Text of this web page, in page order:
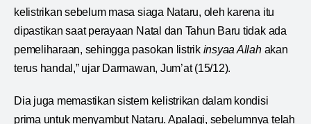
kelistrikan sebelum masa siaga Nataru, oleh karena itu
dipastikan saat perayaan Natal dan Tahun Baru tidak ada
pemeliharaan, sehingga pasokan listrik insyaa Allahakan
terus handal,” ujar Darmawan, Jum’at (15/12).
Dia juga memastikan sistem kelistrikan dalam kondisi
prima untuk menyambut Nataru. Apalagi, sebelumnya telah